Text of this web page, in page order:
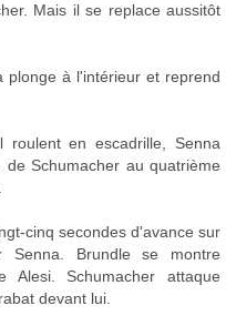
Mais il se replace aussitôt
plonge à l'intérieur et reprend
roulent en escadrille, Senna
Schumacher au quatrième
cinq secondes d'avance sur
Senna. Brundle se montre
Alesi. Schumacher attaque
devant lui.